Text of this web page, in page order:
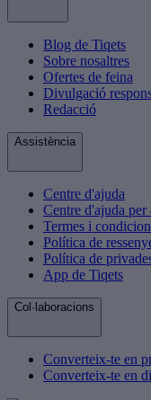
Blog de Tiqets
Sobre nosaltres
Ofertes de feina
Divulgació
Redacció
Assistència
Centre d'ajuda
Centre d'ajuda per
Termes i
Política de
Política de
App de Tiqets
Col·laboracions
Converteix-te en
Converteix-te en